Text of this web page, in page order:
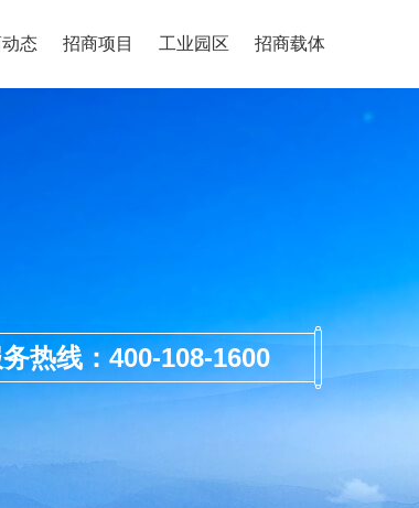
态 招商项目 工业园区 招商载体
热线：400-108-1600